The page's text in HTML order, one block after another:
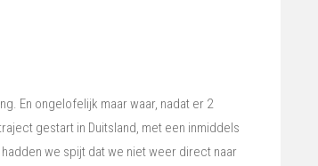
En ongelofelijk maar waar, nadat er 2
gestart in Duitsland, met een inmiddels
we spijt dat we niet weer direct naar